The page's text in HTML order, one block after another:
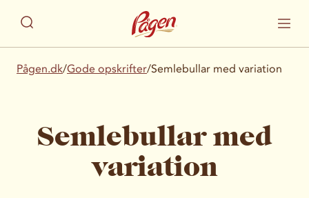
Pågen.dk/Gode opskrifter/Semlebullar med variation
Semlebullar med
variation